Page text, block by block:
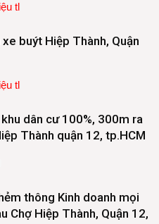
tl
buýt Hiệp Thành, Quận
tl
dân cư 100%, 300m ra
Thành quận 12, tp.HCM
thông Kinh doanh mọi
Chợ Hiệp Thành, Quận 12,